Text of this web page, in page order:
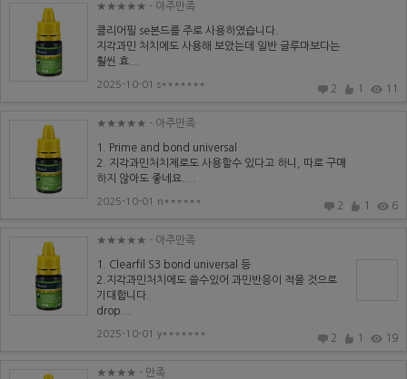
★★★★★ - 아주만족
클리어필 se본드를 주로 사용하였습니다.
지각과민 처치에도 사용해 보았는데 일반 글루마보다는
훨씬 효...
2025-10-01 s******* 2 1 11
★★★★★ - 아주만족
1. Prime and bond universal
2. 지각과민처치제로도 사용할수 있다고 하니, 따로 구매
하지 않아도 좋네요....
2025-10-01 n****** 2 1 6
★★★★★ - 아주만족
1. Clearfil S3 bond universal 등
2.지각과민처치에도 쓸수있어 과민반응이 적을 것으로
기대합니다.
drop...
2025-10-01 y******* 2 1 19
★★★★ - 만족